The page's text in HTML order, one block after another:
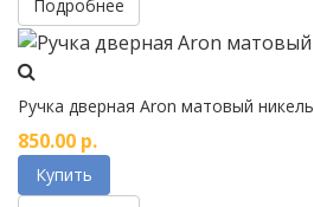
Подробнее
Ручка дверная Aron матовый никель
850.00 р.
Купить